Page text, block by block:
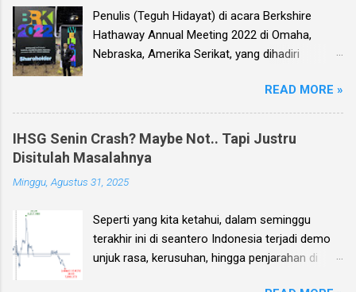
Penulis (Teguh Hidayat) di acara Berkshire
Hathaway Annual Meeting 2022 di Omaha,
Nebraska, Amerika Serikat, yang dihadiri
Buffett dan mitranya Alm. Charlie Munger. Dear
investor, seperti biasa setiap kuartal alias tiga
bulan sekali, penulis membuat Ebook
Investment Planning (EIP, dengan format PDF)
yang berisi kumpulan analisis fundamental
saham-saham pilihan di Bursa Efek Indonesia
keuangan para emiten untuk periode Q2 2026 .
Ebook ini diharapkan akan menjadi panduan
bagi anda (dan juga bagi penulis sendiri) untuk
READ MORE »
IHSG Senin Crash? Maybe Not.. Tapi Justru
Disitulah Masalahnya
Minggu, Agustus 31, 2025
Seperti yang kita ketahui, dalam seminggu
terakhir ini di seantero Indonesia terjadi demo
unjuk rasa, kerusuhan, hingga penjarahan di